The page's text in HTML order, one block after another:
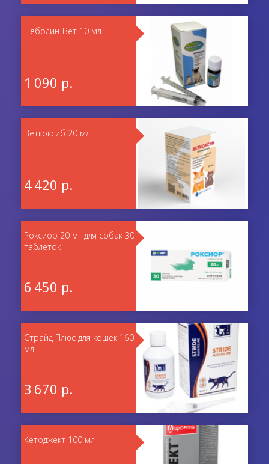
Неболин-Вет 10 мл
1 090 р.
Веткоксиб 20 мл
4 420 р.
Роксиор 20 мг для собак 30
таблеток
6 450 р.
Страйд Плюс для кошек 160
мл
3 670 р.
Кетоджект 100 мл